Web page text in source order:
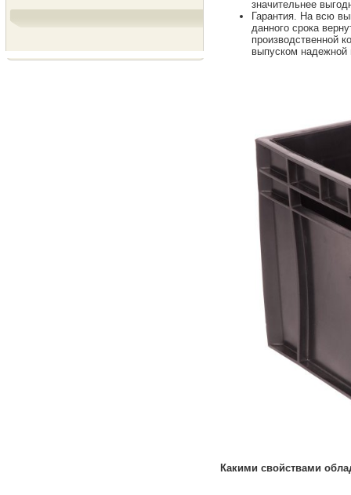
значительнее
Гарантия. На всю
данного срока
производственной
выпуском надежной
Какими свойствами